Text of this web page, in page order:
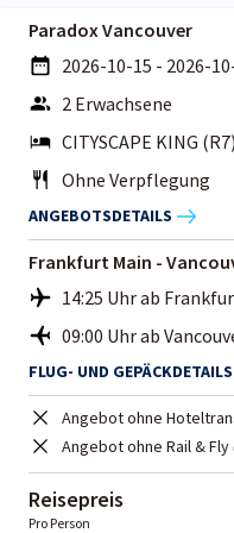
Paradox Vancouver
2026-10-15 - 2026-
2 Erwachsene
CITYSCAPE KING (R7)
Ohne Verpflegung
ANGEBOTSDETAILS
Frankfurt Main -
14:25 Uhr ab
09:00 Uhr ab
FLUG- UND GEPÄCKDETAILS
Angebot ohne
Angebot ohne Rail & Fly
Reisepreis
Pro Person